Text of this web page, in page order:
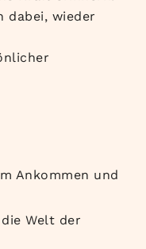
wieder
Ankommen und
Welt der